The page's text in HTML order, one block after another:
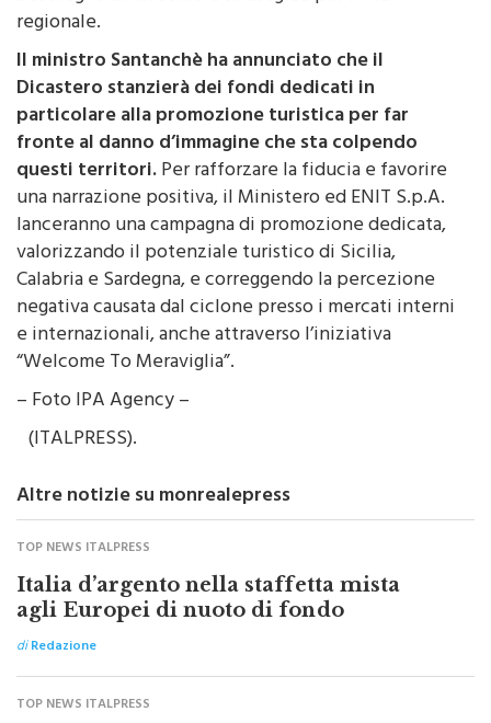
Il ministro Santanchè ha annunciato che il
Dicastero stanzierà dei fondi dedicati in
particolare alla promozione turistica per far
fronte al danno d’immagine che sta colpendo
questi territori.Per rafforzare la fiducia e favorire
una narrazione positiva, il Ministero ed ENIT S.p.A.
lanceranno una campagna di promozione dedicata,
valorizzando il potenziale turistico di Sicilia,
Calabria e Sardegna, e correggendo la percezione
negativa causata dal ciclone presso i mercati interni
e internazionali, anche attraverso l’iniziativa
“Welcome To Meraviglia”.
– Foto IPA Agency –
(ITALPRESS).
TOP NEWS ITALPRESS
Italia d’argento nella staffetta mista
agli Europei di nuoto di fondo
diRedazione
TOP NEWS ITALPRESS
Marcinelle, Meloni “Onoriamo i